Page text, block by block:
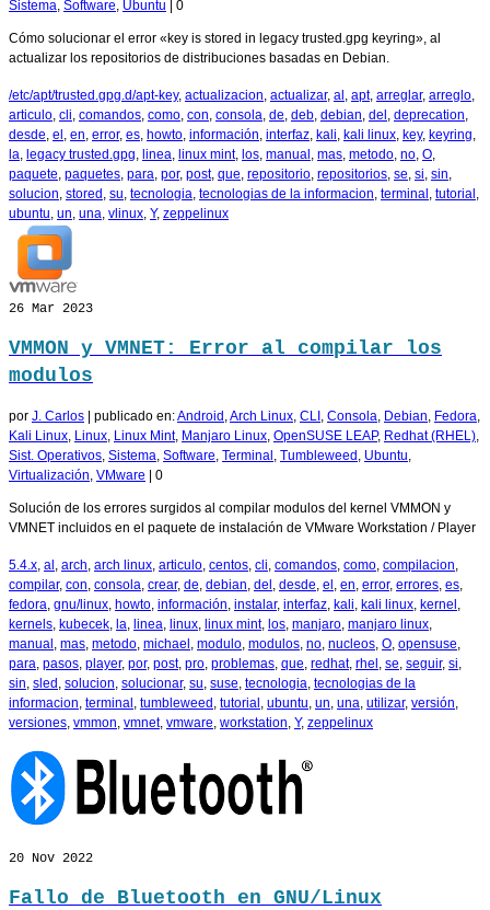
Sistema, Software, Ubuntu 0
Cómo solucionar el error «key is stored in legacy trusted.gpg keyring», al
actualizar los repositorios de distribuciones basadas en Debian.
/etc/apt/trusted.gpg.d/apt-key, actualizacion, actualizar, al , apt, arreglar, arreglo,
articulo, cli, comandos, como, con, consola, de, deb, debian, del , deprecation,
desde, el , en, error, es, howto, información, interfaz, kali, kali linux, key, keyring,
la, legacy trusted.gpg, linea, linux mint, los, manual , mas, metodo, no, O,
paquete, paquetes, para, por, post, que, repositorio, repositorios, se, si, sin,
solucion, stored , su, tecnologia, tecnologias de la informacion, terminal , tutorial ,
ubuntu, un, una, vlinux, Y, zeppelinux
26 Mar 2023
VMMON y VMNET: Error al compilar los
modulos
por J. Carlos | publicado en:Android Arch Linux CLI Consola Debian Fedora
Kali Linux Linux Linux Mint, Manjaro Linux OpenSUSE LEAP, Redhat (RHEL)
Sist. Operativos Sistema Software Terminal Tumbleweed Ubuntu
Virtualización VMware | 0
Solución de los errores surgidos al compilar modulos del kernel VMMON y
VMNET incluidos en el paquete de instalación de VMware Workstation / Player
5.4.x al arch arch linux articulo centos cli comandos como compilacion
compilar, con consola crear, de debian del desde el en error, errores es
fedora gnu/linux howto información instalar, interfaz kali kali linux kernel
kernels kubecek la linea linux linux mint, los manjaro manjaro linux
manual mas metodo michael modulo modulos no nucleos O opensuse
para pasos player, por, post, pro problemas que redhat, rhel se seguir, si
sin sled solucion solucionar, su suse tecnologia tecnologias de la
informacion terminal tumbleweed tutorial ubuntu un una utilizar, versión
versiones vmmon vmnet, vmware workstation Y, zeppelinux
20 Nov 2022
Fallo de Bluetooth en GNU/Linux